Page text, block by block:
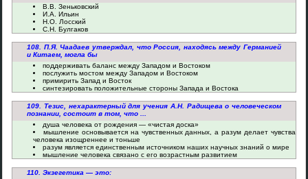
В.В. Зеньковский
И.А. Ильин
Н.О. Лосский
С.Н. Булгаков
108. П.Я. Чаадаев утверждал, что Россия, находясь между Германией
и Китаем, могла бы
поддерживать баланс между Западом и Востоком
послужить мостом между Западом и Востоком
примирить Запад и Восток
синтезировать положительные стороны Запада и Востока
109. Тезис, нехарактерный для учения А.Н. Радищева о человеческом
познании, состоит в том, что ...
душа человека от рождения — «чистая доска»
мышление основывается на чувственных данных, а разум делает чувства
человека изощреннее и тоньше
разум является единственным источником наших научных знаний о мире
мышление человека связано с его возрастным развитием
110. Экзегетика — это: